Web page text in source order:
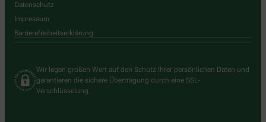
Datenschutz
Impressum
Barrierefreiheitserklärung
Wir legen großen Wert auf den Schutz Ihrer persönlichen Daten und
garantieren die sichere Übertragung durch eine SSL-
Verschlüsselung.